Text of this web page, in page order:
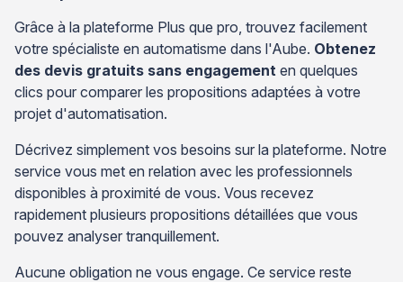
Grâce à la plateforme Plus que pro, trouvez facilement
votre spécialiste en automatisme dans l'Aube. Obtenez
des devis gratuits sans engagement en quelques
clics pour comparer les propositions adaptées à votre
projet d'automatisation.
Décrivez simplement vos besoins sur la plateforme. Notre
service vous met en relation avec les professionnels
disponibles à proximité de vous. Vous recevez
rapidement plusieurs propositions détaillées que vous
pouvez analyser tranquillement.
Aucune obligation ne vous engage. Ce service reste